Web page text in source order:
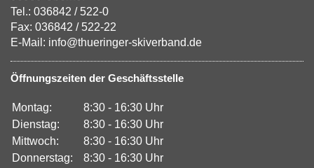
Tel.: 036842 / 522-0
Fax: 036842 / 522-22
E-Mail: info@thueringer-skiverband.de
Öffnungszeiten der Geschäftsstelle
Montag:
8:30 - 16:30 Uhr
Dienstag:
8:30 - 16:30 Uhr
Mittwoch:
8:30 - 16:30 Uhr
Donnerstag:
8:30 - 16:30 Uhr